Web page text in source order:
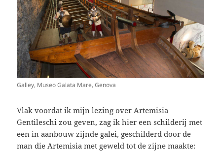
Galley, Museo Galata Mare, Genova
Vlak voordat ik mijn lezing over Artemisia
Gentileschi zou geven, zag ik hier een schilderij met
een in aanbouw zijnde galei, geschilderd door de
man die Artemisia met geweld tot de zijne maakte: